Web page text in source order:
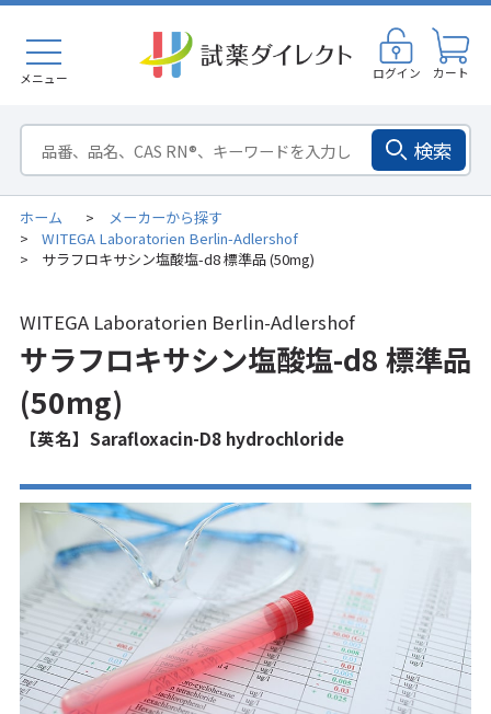
メニュー ログイン カート
検索
ホーム > メーカーから探す
> WITEGA Laboratorien Berlin-Adlershof
> サラフロキサシン塩酸塩-d8 標準品 (50mg)
WITEGA Laboratorien Berlin-Adlershof
サラフロキサシン塩酸塩-d8 標準品
(50mg)
【英名】Sarafloxacin-D8 hydrochloride